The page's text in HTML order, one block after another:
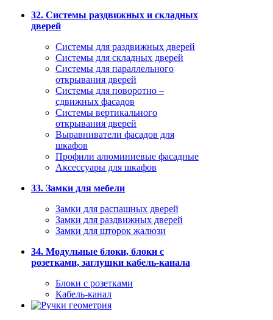
32. Системы раздвижных и складных
дверей
Системы для раздвижных дверей
Системы для складных дверей
Системы для параллельного
открывания дверей
Системы для поворотно –
сдвижных фасадов
Системы вертикального
открывания дверей
Выравниватели фасадов для
шкафов
Профили алюминиевые фасадные
Аксессуары для шкафов
33. Замки для мебели
Замки для распашных дверей
Замки для раздвижных дверей
Замки для шторок жалюзи
34. Модульные блоки, блоки с
розетками, заглушки кабель-канала
Блоки с розетками
Кабель-канал